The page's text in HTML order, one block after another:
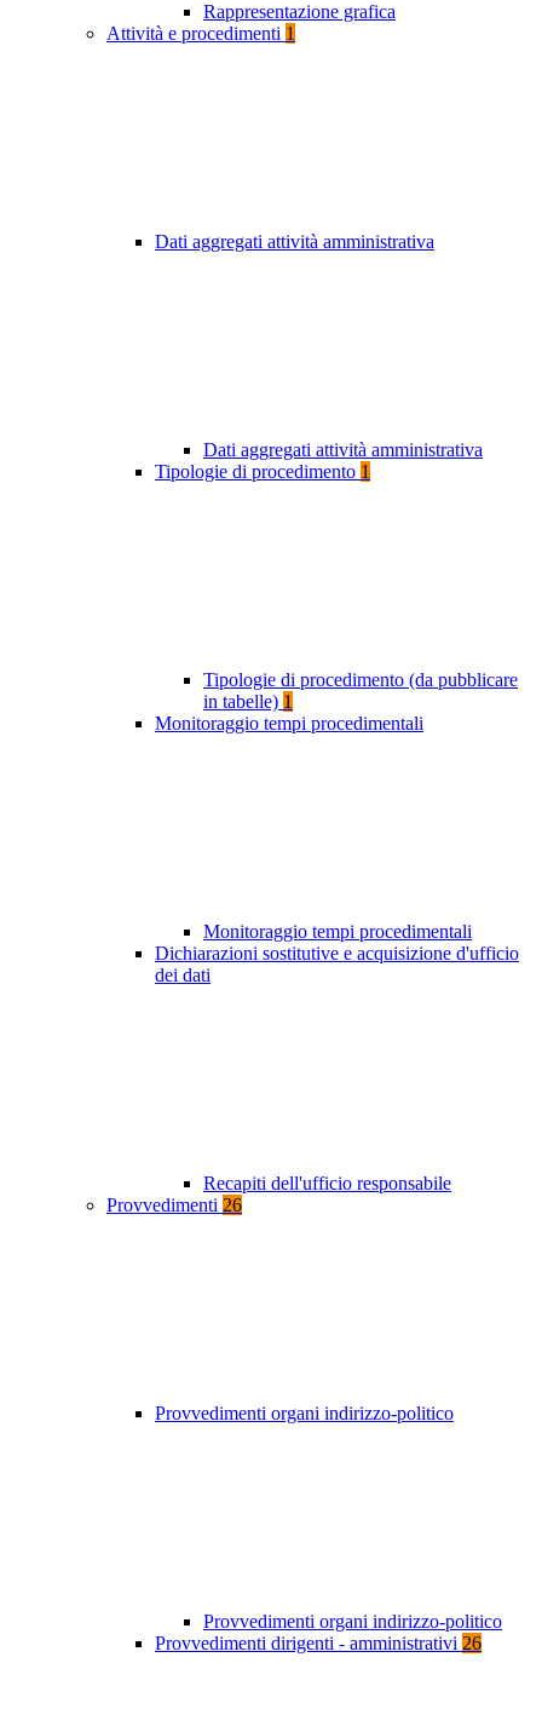
Rappresentazione grafica
Attività e procedimenti 1
Dati aggregati attività amministrativa
Dati aggregati attività amministrativa
Tipologie di procedimento 1
Tipologie di procedimento (da pubblicare
in tabelle) 1
Monitoraggio tempi procedimentali
Monitoraggio tempi procedimentali
Dichiarazioni sostitutive e acquisizione d'ufficio
dei dati
Recapiti dell'ufficio responsabile
Provvedimenti 26
Provvedimenti organi indirizzo-politico
Provvedimenti organi indirizzo-politico
Provvedimenti dirigenti - amministrativi 26